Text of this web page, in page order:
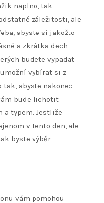
naplno, tak
záležitosti, ale
abyste si jakožto
a zkrátka dech
budete vypadat
vybírat si z
tak, abyste nakonec
bude lichotit
a typem. Jestliže
v tento den, ale
byste výběr
vám pomohou